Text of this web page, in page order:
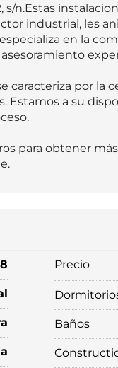
n.Estas
industrial, les
en la
por la
Estamos a su
para obtener
Precio
Baños